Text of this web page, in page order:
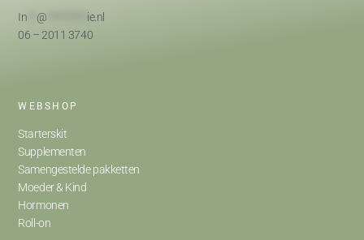
In @
ie.nl
06 – 2011 3740
WEBSHOP
Starterskit
Supplementen
Samengestelde pakketten
Moeder & Kind
Hormonen
Roll-on